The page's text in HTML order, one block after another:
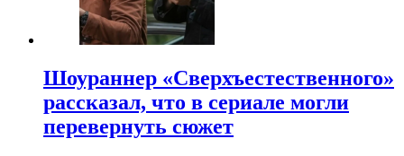
Шоураннер «Сверхъестественного»
рассказал, что в сериале могли
перевернуть сюжет